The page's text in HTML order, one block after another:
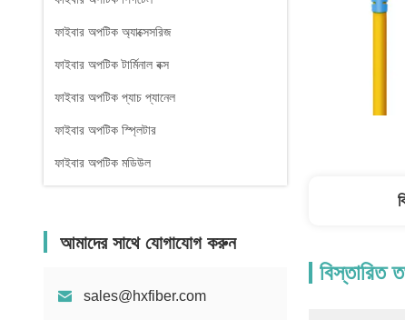
ফাইবার অপটিক অ্যাক্সেসরিজ
ফাইবার অপটিক টার্মিনাল বক্স
ফাইবার অপটিক প্যাচ প্যানেল
ফাইবার অপটিক স্প্লিটার
ফাইবার অপটিক মডিউল
আমাদের সাথে যোগাযোগ করুন
sales@hxfiber.com
বিস্তারিত